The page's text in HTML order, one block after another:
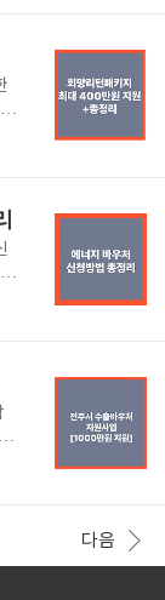
다음